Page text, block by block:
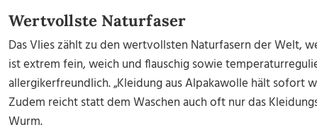
Wertvollste Naturfaser
Das Vlies zählt zu den wertvollsten Naturfasern der Welt,
ist extrem fein, weich und flauschig sowie
allergikerfreundlich. „Kleidung aus Alpakawolle hält sofort
Zudem reicht statt dem Waschen auch oft nur das
Wurm.